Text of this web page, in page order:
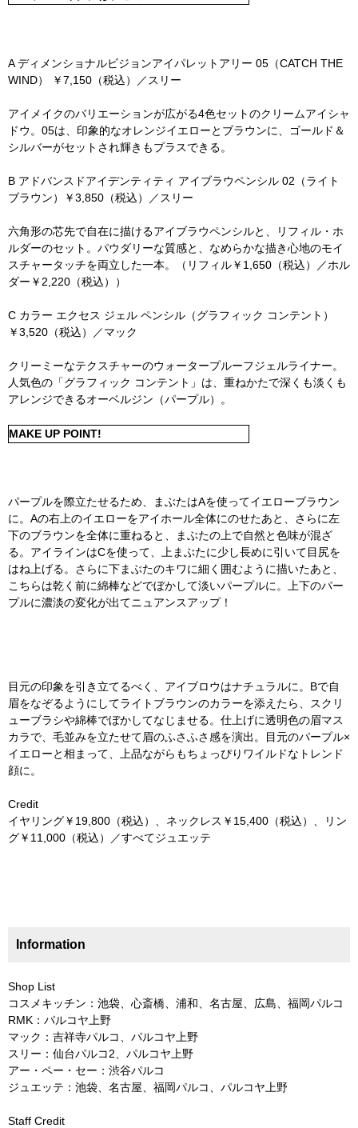
A ディメンショナルビジョンアイパレットアリー 05（CATCH THE
WIND） ￥7,150（税込）／スリー
アイメイクのバリエーションが広がる4色セットのクリームアイシャ
ドウ。05は、印象的なオレンジイエローとブラウンに、ゴールド＆
シルバーがセットされ輝きもプラスできる。
B アドバンスドアイデンティティ アイブラウペンシル 02（ライト
ブラウン）￥3,850（税込）／スリー
六角形の芯先で自在に描けるアイブラウペンシルと、リフィル・ホ
ルダーのセット。パウダリーな質感と、なめらかな描き心地のモイ
スチャータッチを両立した一本。（リフィル￥1,650（税込）／ホル
ダー￥2,220（税込））
C カラー エクセス ジェル ペンシル（グラフィック コンテント）
￥3,520（税込）／マック
クリーミーなテクスチャーのウォータープルーフジェルライナー。
人気色の「グラフィック コンテント」は、重ねかたで深くも淡くも
アレンジできるオーベルジン（パープル）。
MAKE UP POINT!
パープルを際立たせるため、まぶたはAを使ってイエローブラウン
に。Aの右上のイエローをアイホール全体にのせたあと、さらに左
下のブラウンを全体に重ねると、まぶたの上で自然と色味が混ざ
る。アイラインはCを使って、上まぶたに少し長めに引いて目尻を
はね上げる。さらに下まぶたのキワに細く囲むように描いたあと、
こちらは乾く前に綿棒などでぼかして淡いパープルに。上下のパー
プルに濃淡の変化が出てニュアンスアップ！
目元の印象を引き立てるべく、アイブロウはナチュラルに。Bで自
眉をなぞるようにしてライトブラウンのカラーを添えたら、スクリ
ューブラシや綿棒でぼかしてなじませる。仕上げに透明色の眉マス
カラで、毛並みを立たせて眉のふさふさ感を演出。目元のパープル×
イエローと相まって、上品ながらもちょっぴりワイルドなトレンド
顔に。
Credit
イヤリング￥19,800（税込）、ネックレス￥15,400（税込）、リン
グ￥11,000（税込）／すべてジュエッテ
Information
Shop List
コスメキッチン：池袋、心斎橋、浦和、名古屋、広島、福岡パルコ
RMK：パルコヤ上野
マック：吉祥寺パルコ、パルコヤ上野
スリー：仙台パルコ2、パルコヤ上野
アー・ペー・セー：渋谷パルコ
ジュエッテ：池袋、名古屋、福岡パルコ、パルコヤ上野
Staff Credit